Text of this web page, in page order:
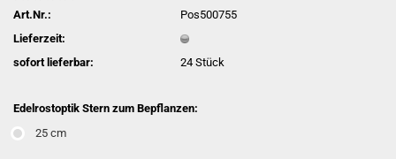
Art.Nr.:
Pos500755
Lieferzeit:
sofort lieferbar:
24Stück
Edelrostoptik Stern zum Bepflanzen:
25 cm